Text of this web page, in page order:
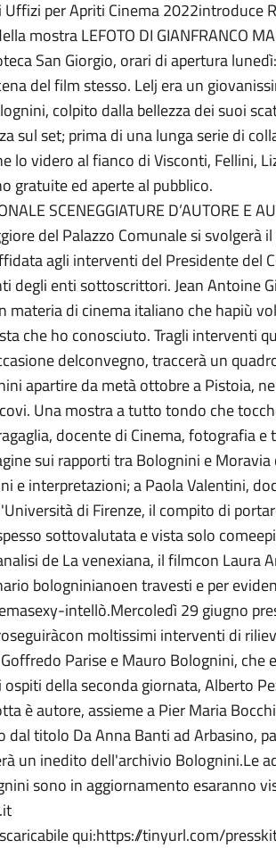
per Apriti Cinema 2022introduce
mostra LEFOTO DI GIANFRANCO
San Giorgio, orari di apertura
del film stesso. Lelj era un
colpito dalla bellezza dei suoi
sul set; prima di una lunga serie di
lo videro al fianco di Visconti, Fellini,
gratuite ed aperte al pubblico.
SCENEGGIATURE D’AUTORE E
del Palazzo Comunale si svolgerà
agli interventi del Presidente del
degli enti sottoscrittori. Jean Antoine
materia di cinema italiano che hapiù
che ho conosciuto. Tragli interventi
delconvegno, traccerà un
apartire da metà ottobre a Pistoia,
Una mostra a tutto tondo che
docente di Cinema, fotografia e
sui rapporti tra Bolognini e
e interpretazioni; a Paola Valentini,
di Firenze, il compito di
sottovalutata e vista solo
de La venexiana, il filmcon Laura
bologninianoen travesti e per
intellò.Mercoledì 29 giugno
moltissimi interventi di
Parise e Mauro Bolognini,
della seconda giornata, Alberto
è autore, assieme a Pier Maria
titolo Da Anna Banti ad Arbasino,
un inedito dell'archivio Bolognini.Le
sono in aggiornamento esaranno
qui:https://tinyurl.com/